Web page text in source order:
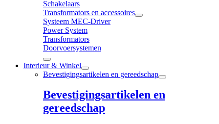
Schakelaars
Transformators en accessoires
Systeem MEC-Driver
Power System
Transformators
Doorvoersystemen
Interieur & Winkel
Bevestigingsartikelen en gereedschap
Bevestigingsartikelen en
gereedschap